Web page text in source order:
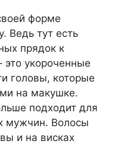
форме
Ведь тут есть
прядок к
это укороченные
головы, которые
на макушке.
подходит для
мужчин. Волосы
и на висках